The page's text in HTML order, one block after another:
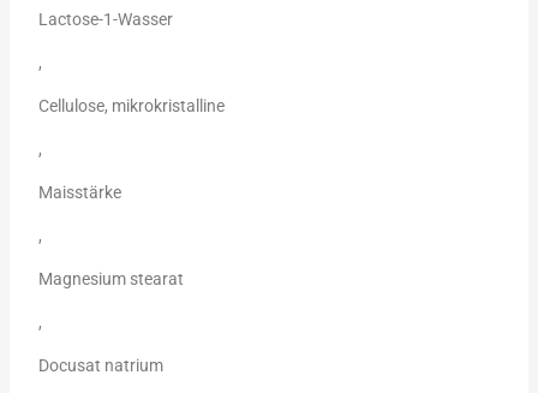
Lactose-1-Wasser
,
Cellulose, mikrokristalline
,
Maisstärke
,
Magnesium stearat
,
Docusat natrium